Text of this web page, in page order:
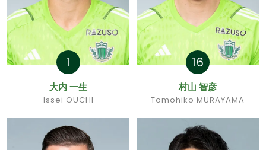
1
大内 一生
Issei OUCHI
16
村山 智彦
Tomohiko MURAYAMA